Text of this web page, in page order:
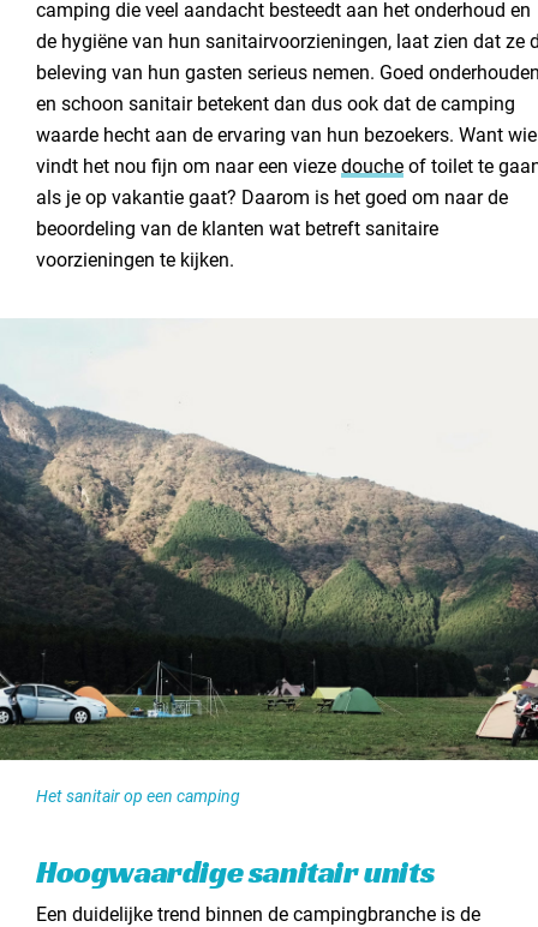
camping die veel aandacht besteedt aan het onderhoud en
de hygiëne van hun sanitairvoorzieningen, laat zien dat ze
beleving van hun gasten serieus nemen. Goed
en schoon sanitair betekent dan dus ook dat de camping
waarde hecht aan de ervaring van hun bezoekers. Want wie
vindt het nou fijn om naar een vieze douche of toilet te
als je op vakantie gaat? Daarom is het goed om naar de
beoordeling van de klanten wat betreft sanitaire
voorzieningen te kijken.
Het sanitair op een camping
Hoogwaardige sanitair units
Een duidelijke trend binnen de campingbranche is de